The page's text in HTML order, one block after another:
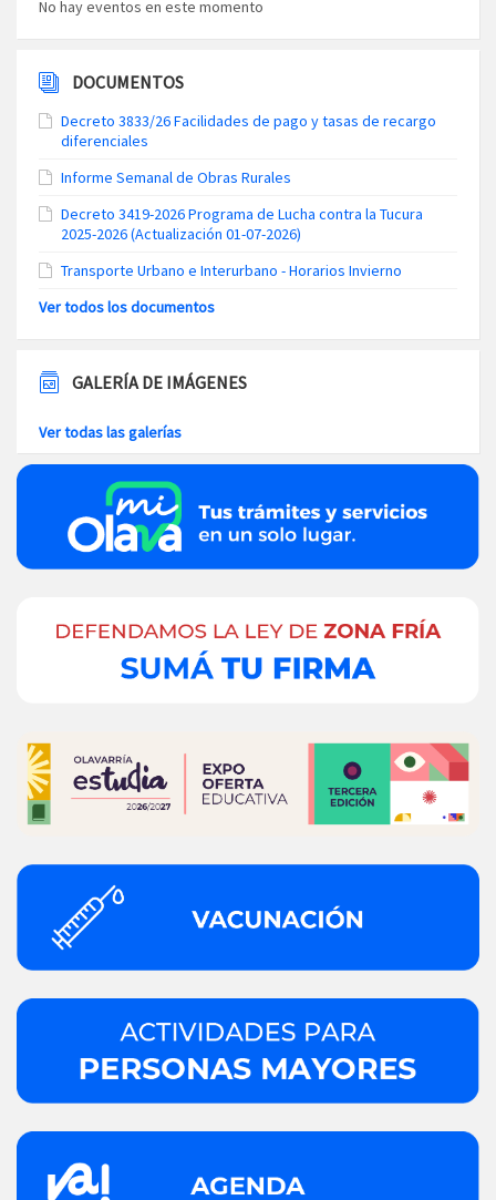
No hay eventos en este momento
DOCUMENTOS
Decreto 3833/26 Facilidades de pago y tasas de recargo
diferenciales
Informe Semanal de Obras Rurales
Decreto 3419-2026 Programa de Lucha contra la Tucura
2025-2026 (Actualización 01-07-2026)
Transporte Urbano e Interurbano - Horarios Invierno
Ver todos los documentos
GALERÍA DE IMÁGENES
Ver todas las galerías